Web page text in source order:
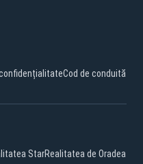
Cod de conduită
StarRealitatea de Oradea